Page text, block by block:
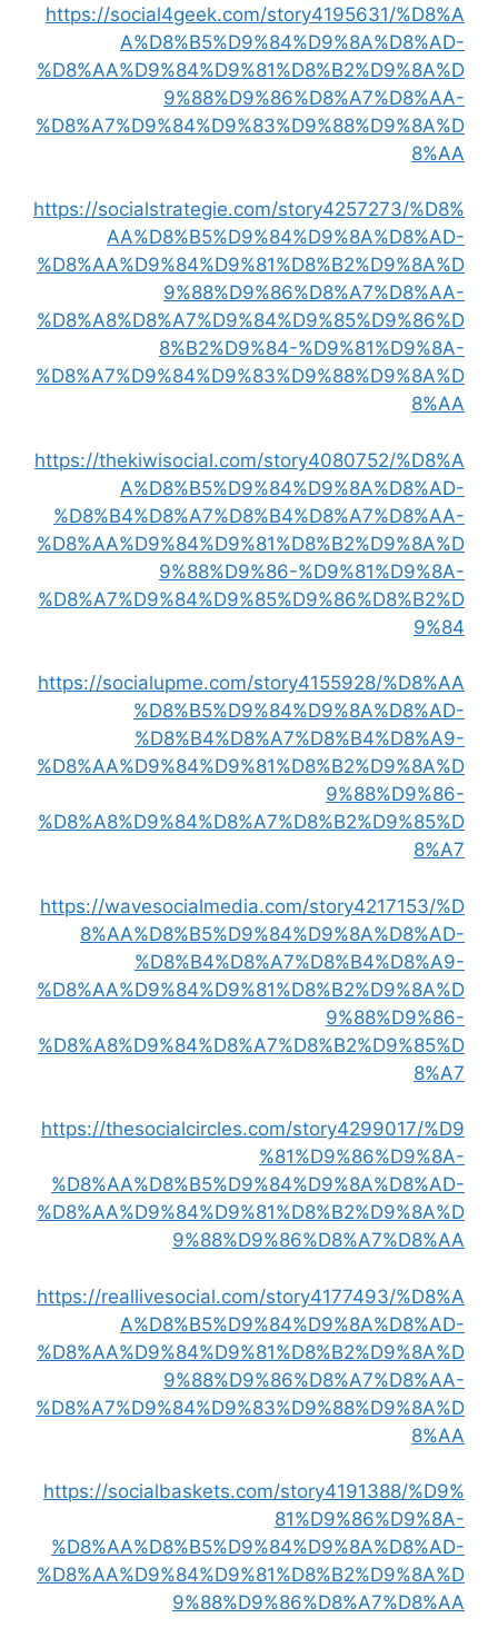
https://social4geek.com/story4195631/%D8%A
A%D8%B5%D9%84%D9%8A%D8%AD-
%D8%AA%D9%84%D9%81%D8%B2%D9%8A%D
9%88%D9%86%D8%A7%D8%AA-
%D8%A7%D9%84%D9%83%D9%88%D9%8A%D
8%AA
https://socialstrategie.com/story4257273/%D8%
AA%D8%B5%D9%84%D9%8A%D8%AD-
%D8%AA%D9%84%D9%81%D8%B2%D9%8A%D
9%88%D9%86%D8%A7%D8%AA-
%D8%A8%D8%A7%D9%84%D9%85%D9%86%D
8%B2%D9%84-%D9%81%D9%8A-
%D8%A7%D9%84%D9%83%D9%88%D9%8A%D
8%AA
https://thekiwisocial.com/story4080752/%D8%A
A%D8%B5%D9%84%D9%8A%D8%AD-
%D8%B4%D8%A7%D8%B4%D8%A7%D8%AA-
%D8%AA%D9%84%D9%81%D8%B2%D9%8A%D
9%88%D9%86-%D9%81%D9%8A-
%D8%A7%D9%84%D9%85%D9%86%D8%B2%D
9%84
https://socialupme.com/story4155928/%D8%AA
%D8%B5%D9%84%D9%8A%D8%AD-
%D8%B4%D8%A7%D8%B4%D8%A9-
%D8%AA%D9%84%D9%81%D8%B2%D9%8A%D
9%88%D9%86-
%D8%A8%D9%84%D8%A7%D8%B2%D9%85%D
8%A7
https://wavesocialmedia.com/story4217153/%D
8%AA%D8%B5%D9%84%D9%8A%D8%AD-
%D8%B4%D8%A7%D8%B4%D8%A9-
%D8%AA%D9%84%D9%81%D8%B2%D9%8A%D
9%88%D9%86-
%D8%A8%D9%84%D8%A7%D8%B2%D9%85%D
8%A7
https://thesocialcircles.com/story4299017/%D9
%81%D9%86%D9%8A-
%D8%AA%D8%B5%D9%84%D9%8A%D8%AD-
%D8%AA%D9%84%D9%81%D8%B2%D9%8A%D
9%88%D9%86%D8%A7%D8%AA
https://reallivesocial.com/story4177493/%D8%A
A%D8%B5%D9%84%D9%8A%D8%AD-
%D8%AA%D9%84%D9%81%D8%B2%D9%8A%D
9%88%D9%86%D8%A7%D8%AA-
%D8%A7%D9%84%D9%83%D9%88%D9%8A%D
8%AA
https://socialbaskets.com/story4191388/%D9%
81%D9%86%D9%8A-
%D8%AA%D8%B5%D9%84%D9%8A%D8%AD-
%D8%AA%D9%84%D9%81%D8%B2%D9%8A%D
9%88%D9%86%D8%A7%D8%AA